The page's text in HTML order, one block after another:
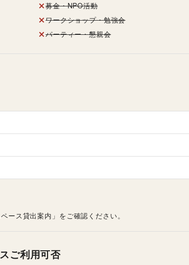
募金・NPO活動
ワークショップ・勉強会
パーティー・懇親会
ース貸出案内」をご確認ください。
ご利用可否